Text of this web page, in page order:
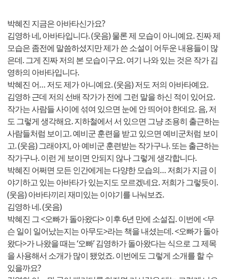
박혜진 지금은 아바타신가요?
김영하 네, 아바타입니다. (웃음) 물론 제 모습이 아니예요. 진짜 제
모습은 좀전에 말씀하셨지만 제가 쓴 소설이 어두운 내용들이 많
은데. 그게 진짜 저의 본 모습이구요. 여기 나와 있는 것은 작가 김
영하의 아바타입니다.
박혜진 어… 저도 제가 아니예요. (웃음) 저도 저의 아바타예요.
김영하 근데 저의 선배 작가가 전에 그런 말을 하신 적이 있어요.
작가는 사람들 사이에 섞여 있으면 눈에 안 띄어야 한데요. 음, 저
도 그렇게 생각해요. 지하철에서 서 있으면 그냥 조용히 출근하는
사람들처럼 보이고. 예비군 훈련을 받고 있으면 예비군처럼 보이
고. (웃음) 그래야지, 아 예비군 훈련받는 작가구나. 또는 출근하는
작가구나. 이런 게 보이면 안되지 않나 그렇게 생각합니다.
박혜진 어쩌면 모든 인간에게는 다양한 모습의… 저희가 지금 이
야기하고 있는 아바타가 있는지도 모르겠네요. 저희가 그렇듯이.
(웃음) 아바타끼리 재미있는 이야기를 나눠보죠.
김영하 네. (웃음)
박혜진 그 <오빠가 돌아왔다> 이후 6년 만에 소설집. 이번에 <무
슨 일이 일어났는지는 아무도>라는 책을 내셨는데. <오빠가 돌아
왔다>가 나왔을 때는 ‘오빠’ 김영하가 돌아왔다는 식으로 그 제목
을 사용해서 소개가 많이 됐었죠. 이번에도 그렇게 소개를 할 수
있을까요?